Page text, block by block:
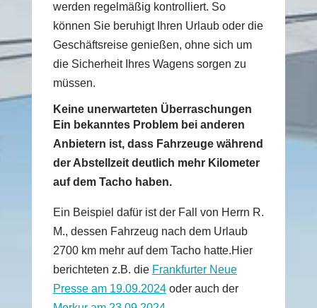
werden regelmäßig kontrolliert. So
können Sie beruhigt Ihren Urlaub oder die
Geschäftsreise genießen, ohne sich um
die Sicherheit Ihres Wagens sorgen zu
müssen.
Keine unerwarteten Überraschungen
Ein bekanntes Problem bei anderen
Anbietern ist, dass Fahrzeuge während
der Abstellzeit deutlich mehr Kilometer
auf dem Tacho haben.
Ein Beispiel dafür ist der Fall von Herrn R.
M., dessen Fahrzeug nach dem Urlaub
2700 km mehr auf dem Tacho hatte.Hier
berichteten z.B. die Frankfurter Neue
Presse am 19.09.2024oder auch der